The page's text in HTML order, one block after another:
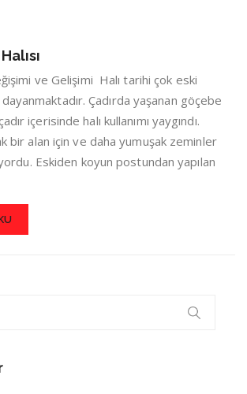
ve Gelişimi Halı tarihi çok eski
Çadırda yaşanan göçebe
içerisinde halı kullanımı yaygındı.
bir alan için ve daha yumuşak zeminler
Eskiden koyun postundan yapılan